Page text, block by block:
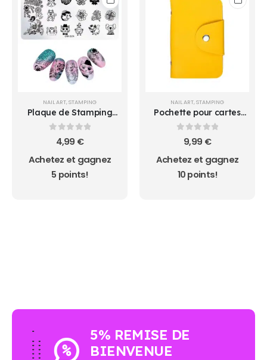
NAIL ART, STAMPING
Plaque de Stamping
OM-D24
sur 5
4,99 €
Achetez et gagnez
5 points!
NAIL ART, STAMPING
Pochette pour cartes
de stamping
sur 5
9,99 €
Achetez et gagnez
10 points!
5% REMISE DE
BIENVENUE